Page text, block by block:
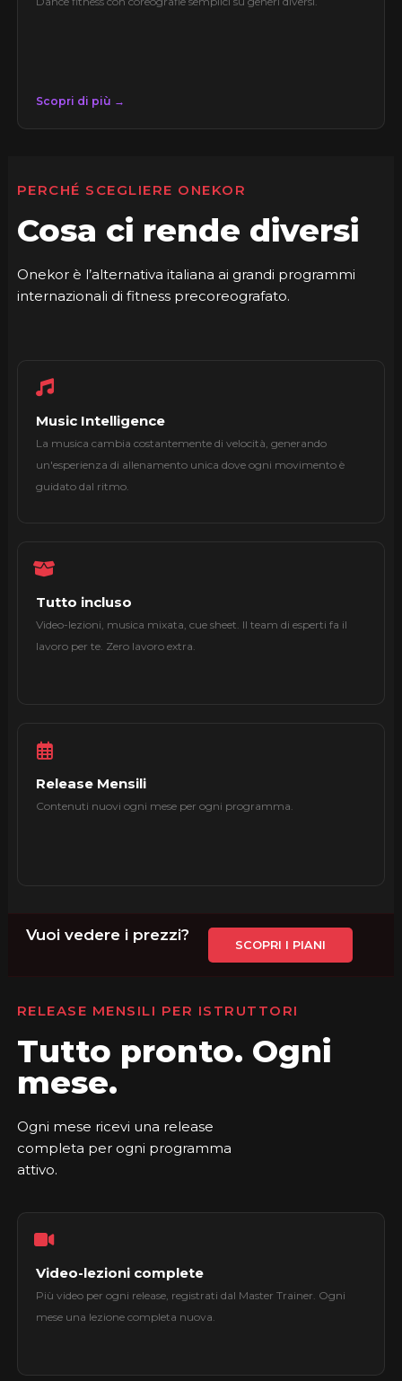
Scopri di più →
PERCHÉ SCEGLIERE ONEKOR
Cosa ci rende diversi
Onekor è l’alternativa italiana ai grandi programmi
internazionali di fitness precoreografato.
Music Intelligence
La musica cambia costantemente di velocità, generando
un'esperienza di allenamento unica dove ogni movimento è
guidato dal ritmo.
Tutto incluso
Video-lezioni, musica mixata, cue sheet. Il team di esperti fa il
lavoro per te. Zero lavoro extra.
Release Mensili
Contenuti nuovi ogni mese per ogni programma.
Vuoi vedere i prezzi?
SCOPRI I PIANI
RELEASE MENSILI PER ISTRUTTORI
Tutto pronto. Ogni
mese.
Ogni mese ricevi una release
completa per ogni programma
attivo.
Video-lezioni complete
Più video per ogni release, registrati dal Master Trainer. Ogni
mese una lezione completa nuova.